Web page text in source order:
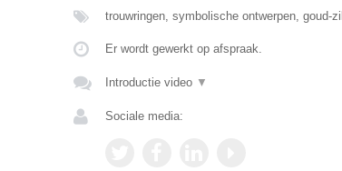
trouwringen, symbolische ontwerpen, goud-
Er wordt gewerkt op afspraak.
Introductie video ▼
Sociale media: